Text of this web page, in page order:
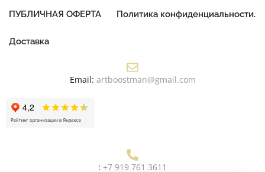
ПУБЛИЧНАЯ ОФЕРТА Политика конфиденциальности.
Доставка
Email: artboostman@gmail.com
: +7 919 761 3611